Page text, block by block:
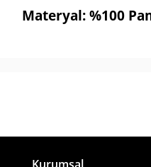
Materyal: %100